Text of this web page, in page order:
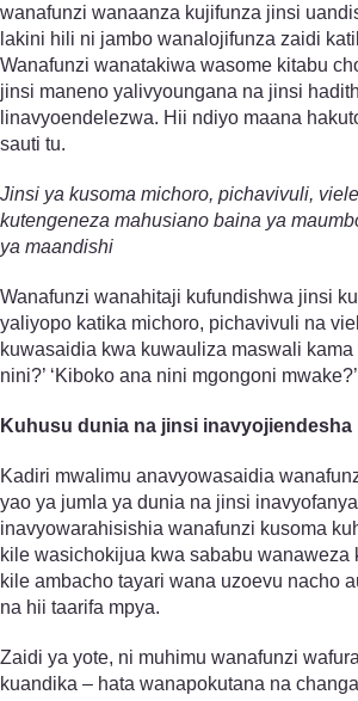
wanafunzi wanaanza kujifunza jinsi
lakini hili ni jambo wanalojifunza zaidi
Wanafunzi wanatakiwa wasome kitabu
jinsi maneno yalivyoungana na jinsi
linavyoendelezwa. Hii ndiyo maana
sauti tu.
Jinsi ya kusoma michoro, picha­vivuli,
kutengeneza mahusiano baina ya
ya maandishi
Wanafunzi wanahitaji kufundishwa jinsi
yaliyopo katika michoro, picha­vivuli na
kuwasaidia kwa kuwauliza maswali kama
nini?’ ‘Kiboko ana nini mgongoni mwake?’
Kuhusu dunia na jinsi inavyojiendesha
Kadiri mwalimu anavyowasaidia
yao ya jumla ya dunia na jinsi
inavyowarahisishia wanafunzi kusoma
kile wasichokijua kwa sababu wanaweza
kile ambacho tayari wana uzoevu nacho
na hii taarifa mpya.
Zaidi ya yote, ni muhimu wanafunzi
kuandika – hata wanapokutana na